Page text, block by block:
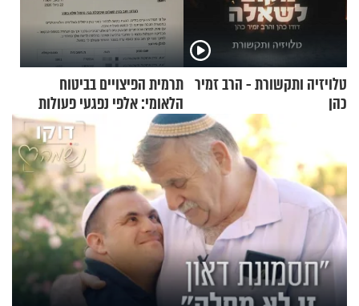
טלויזיה ותקשורת - הרב זמיר
כהן
תרמית הפיצויים בביטוח
הלאומי: אלפי נפגעי פעולות
איבה קיבלו כספים במירמה